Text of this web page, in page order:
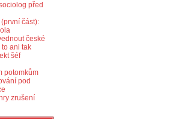
před
část):
české
ani tak
šéf
potomkům
pod
zrušení